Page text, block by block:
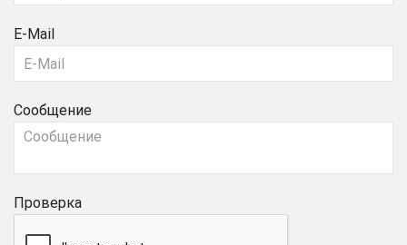
E-Mail
Сообщение
Проверка